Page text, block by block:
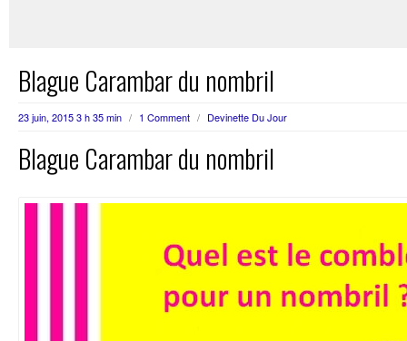
Blague Carambar du nombril
23 juin, 2015 3 h 35 min / 1 Comment / Devinette Du Jour
Blague Carambar du nombril